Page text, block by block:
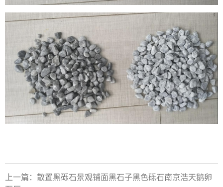
上一篇：散置黑砾石景观铺面黑石子黑色砾石南京浩天鹅卵